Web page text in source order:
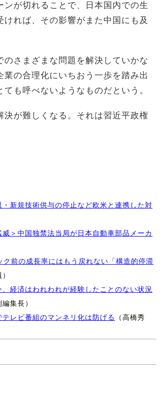
が切れることで、日本国内での生
れば、その影響がまた中国にも及
さまざまな問題を解決していかな
の合理化にいちおう一歩を踏み出
も呼べないようなものだという。
が難しくなる。それは習近平政権
新規技術供与の停止など欧米と連携した対
＞中国独禁法当局が日本自動車部品メーカ
前の成長率にはもう戻れない「構造的停滞
経済はわれわれが経験したことのない状況
集長）
レビ番組のマンネリ化は防げる
（高橋秀